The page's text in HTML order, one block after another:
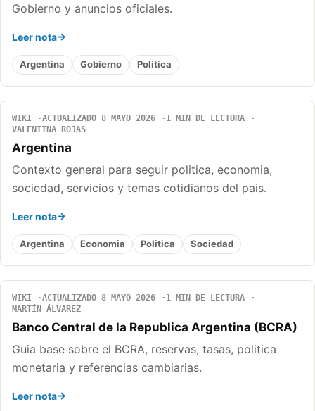
Gobierno y anuncios oficiales.
Leer nota
Argentina Gobierno Politica
WIKI ACTUALIZADO 8 MAYO 2026
1 MIN DE LECTURA
VALENTINA ROJAS
Argentina
Contexto general para seguir politica, economia,
sociedad, servicios y temas cotidianos del pais.
Leer nota
Argentina Economia Politica Sociedad
WIKI ACTUALIZADO 8 MAYO 2026
1 MIN DE LECTURA
MARTÍN ÁLVAREZ
Banco Central de la Republica Argentina (BCRA)
Guia base sobre el BCRA, reservas, tasas, politica
monetaria y referencias cambiarias.
Leer nota